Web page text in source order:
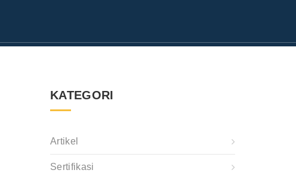
KATEGORI
Artikel
Sertifikasi